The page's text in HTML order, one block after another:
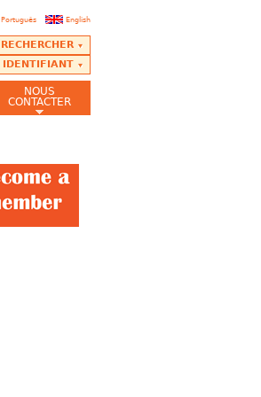
English
Português
RECHERCHER
IDENTIFIANT
NOUS
CONTACTER